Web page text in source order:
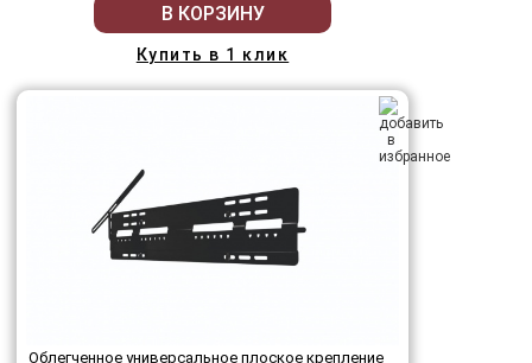
В КОРЗИНУ
Купить в 1 клик
Облегченное универсальное плоское крепление